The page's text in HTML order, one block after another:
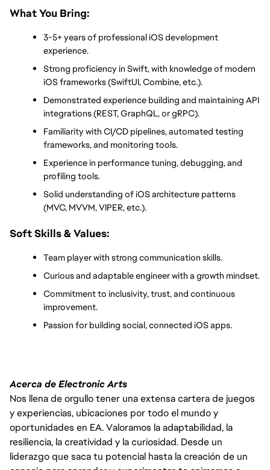
What You Bring:
3-5+ years of professional iOS development
experience.
Strong proficiency in Swift, with knowledge of modern
iOS frameworks (SwiftUI, Combine, etc.).
Demonstrated experience building and maintaining API
integrations (REST, GraphQL, or gRPC).
Familiarity with CI/CD pipelines, automated testing
frameworks, and monitoring tools.
Experience in performance tuning, debugging, and
profiling tools.
Solid understanding of iOS architecture patterns
(MVC, MVVM, VIPER, etc.).
Soft Skills & Values:
Team player with strong communication skills.
Curious and adaptable engineer with a growth mindset.
Commitment to inclusivity, trust, and continuous
improvement.
Passion for building social, connected iOS apps.
Acerca de Electronic Arts
Nos llena de orgullo tener una extensa cartera de juegos
y experiencias, ubicaciones por todo el mundo y
oportunidades en EA. Valoramos la adaptabilidad, la
resiliencia, la creatividad y la curiosidad. Desde un
liderazgo que saca tu potencial hasta la creación de un